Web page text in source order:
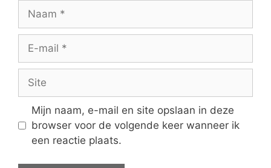
Naam
Site
Mijn naam, e-mail en site opslaan in deze
browser voor de volgende keer wanneer ik
een reactie plaats.